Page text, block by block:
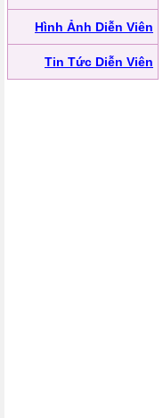
Hình Ảnh Diễn Viên
Tin Tức Diễn Viên